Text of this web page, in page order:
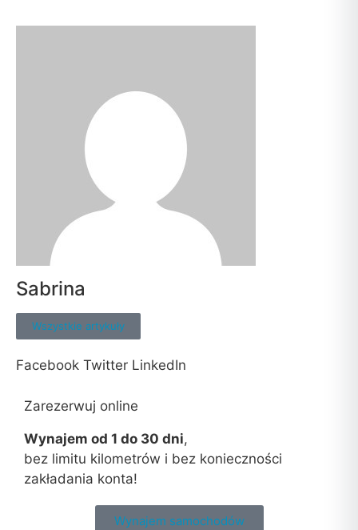
Sabrina
Wszystkie artykuły
Facebook Twitter LinkedIn
Zarezerwuj online
Wynajem od 1 do 30 dni,
bez limitu kilometrów i bez konieczności
zakładania konta!
Wynajem samochodów